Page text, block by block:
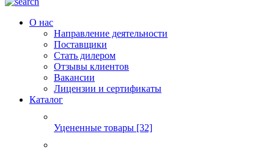
О нас
Направление деятельности
Поставщики
Стать дилером
Отзывы клиентов
Вакансии
Лицензии и сертификаты
Каталог
Уцененные товары [32]